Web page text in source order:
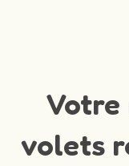
Votre
volets